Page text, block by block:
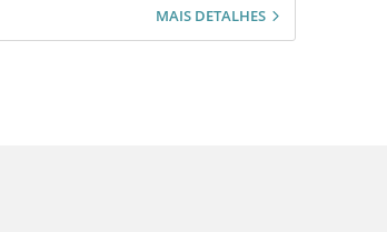
MAIS DETALHES